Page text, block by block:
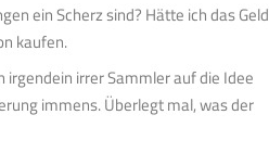
ein Scherz sind? Hätte ich das Geld
kaufen.
irgendein irrer Sammler auf die Idee
immens. Überlegt mal, was der